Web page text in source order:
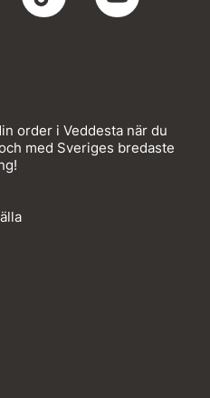
order i Veddesta när du
med Sveriges bredaste